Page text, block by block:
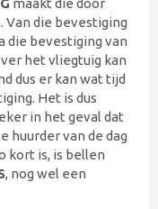
maakt die door
Van die bevestiging
die bevestiging van
het vliegtuig kan
dus er kan wat tijd
Het is dus
in het geval dat
huurder van de dag
kort is, is bellen
, nog wel een